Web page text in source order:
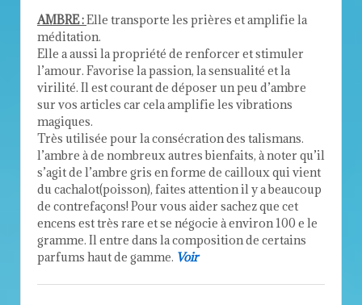
AMBRE :Elle transporte les prières et amplifie la
méditation.
Elle a aussi la propriété de renforcer et stimuler
l’amour. Favorise la passion, la sensualité et la
virilité. Il est courant de déposer un peu d’ambre
sur vos articles car cela amplifie les vibrations
magiques.
Très utilisée pour la consécration des talismans.
l’ambre à de nombreux autres bienfaits, à noter qu’il
s’agit de l’ambre gris en forme de cailloux qui vient
du cachalot(poisson), faites attention il y a beaucoup
de contrefaçons! Pour vous aider sachez que cet
encens est très rare et se négocie à environ 100 e le
gramme. Il entre dans la composition de certains
parfums haut de gamme. Voir